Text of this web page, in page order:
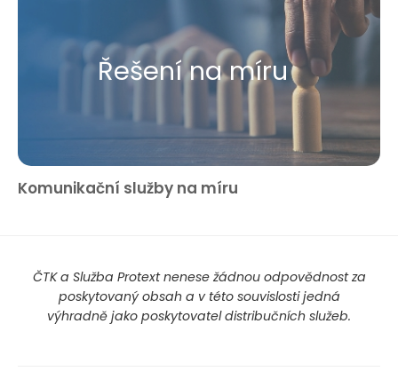
Řešení na míru
Komunikační služby na míru
ČTK a Služba Protext nenese žádnou odpovědnost za
poskytovaný obsah a v této souvislosti jedná
výhradně jako poskytovatel distribučních služeb.